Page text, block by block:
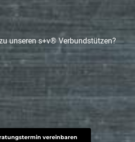
unseren s+v® Verbundstützen?
vereinbaren